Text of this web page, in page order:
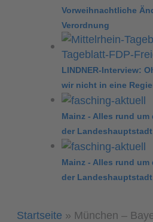
Vorweihnachtliche
Verordnung
LINDNER-Interview:
wir nicht in eine
Mainz - Alles rund um
der Landeshauptstadt
Mainz - Alles rund um
der Landeshauptstadt
Startseite » München –